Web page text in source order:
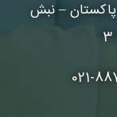
پاکستان – نبش